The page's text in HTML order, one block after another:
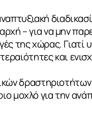
– για να μην
της χώρας. Γιατί
και
δραστηριοτήτων
μοχλό για την